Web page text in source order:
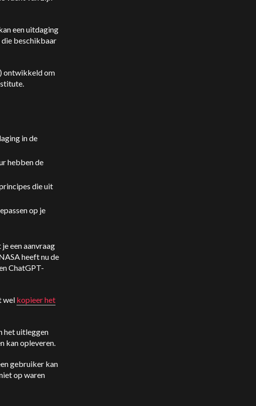
een uitdaging
die beschikbaar
ontwikkeld om
in de
hebben de
die uit
op je
een aanvraag
heeft nu de
ChatGPT-
wel kopieer het
het uitleggen
kan opleveren.
gebruiker kan
op waren